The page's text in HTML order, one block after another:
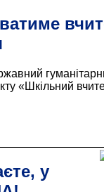
«Шкільний
у